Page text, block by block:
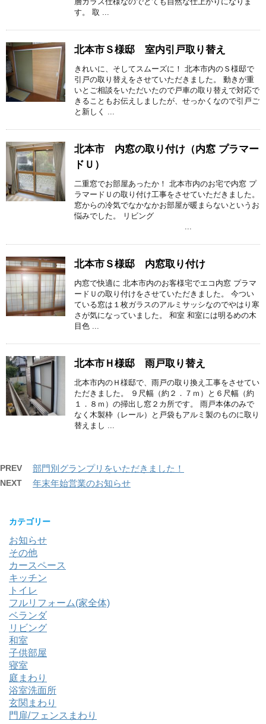
す。 取 ...
北本市Ｓ様邸 室内引戸取り替え
きれいに、そしてスムーズに！ 北本市内のＳ様邸で
引戸の取り替えをさせていただきました。 動きが重
いとご相談をいただいたので戸車の取り替えで対応で
きることもお伝えしましたが、せっかくなので引戸ご
と新しく ...
北本市 内窓の取り付け（内窓 プラマー
ドＵ）
二重窓でお部屋あったか！ 北本市内のお宅で内窓 プ
ラマードＵの取り付け工事をさせていただきました。
窓からの冷気でなかなかお部屋が暖まらないというお
悩みでした。 リビング
北本市Ｓ様邸 内窓取り付け
内窓で快適に 北本市内のお客様宅でエコ内窓 プラマ
ードＵの取り付けをさせていただきました。 今つい
ている窓は１枚ガラスのアルミサッシなのでやはり寒
さが気になっていました。 和室 和室には明るめの木
目色 ...
北本市Ｈ様邸 雨戸取り替え
北本市内のＨ様邸で、雨戸の取り換え工事をさせてい
ただきました。 ９尺幅（約２．７ｍ）と６尺幅（約
１．８ｍ）の掃出し窓２カ所です。 雨戸本体のみで
なく木製枠（レール）と戸袋もアルミ製のものに取り
替えまし ...
PREV 部門別グランプリをいただきました！
NEXT 年末年始営業のお知らせ
カテゴリー
お知らせ
その他
カースペース
キッチン
トイレ
フルリフォーム(家全体)
ベランダ
リビング
和室
子供部屋
寝室
庭まわり
浴室洗面所
玄関まわり
門扉/フェンスまわり